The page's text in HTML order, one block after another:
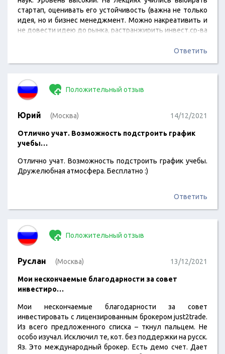
стартап, оценивать его устойчивость (важна не только
идея, но и бизнес менеджмент. Можно накреативить и
не довести идею до рынка, растранжирить инвест.ср-ва
есть Федеральный Фонд развития инноваций – я
Ответить
Положительный отзыв
Юрий (Москва) 14/12/2021
Отлично учат. Возможность подстроить график
учебы…
Отлично учат. Возможность подстроить график учебы.
Дружелюбная атмосфера. Бесплатно :)
Ответить
Положительный отзыв
Руслан (Москва) 13/12/2021
Мои нескончаемые благодарности за совет
инвестиро…
Мои нескончаемые благодарности за совет
инвестировать с лицензированным брокером just2trade.
Из всего предложенного списка – ткнул пальцем. Не
особо изучал. Исключил те, кот. без поддержки на русск.
Яз. Это международный брокер. Есть демо счет. Дает